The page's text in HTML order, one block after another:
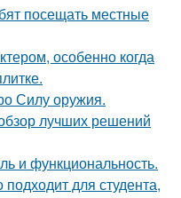
посещать местные
особенно когда
Силу оружия.
лучших решений
и функциональность.
для студента,